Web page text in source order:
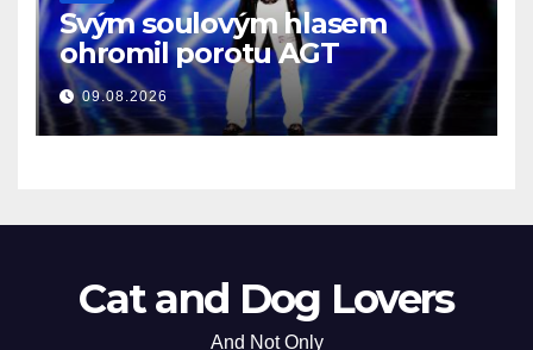
Svým soulovým hlasem
ohromil porotu AGT
09.08.2026
Cat and Dog Lovers
And Not Only